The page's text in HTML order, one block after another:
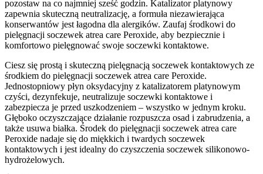
pozostaw na co najmniej sześć godzin. Katalizator platynowy
zapewnia skuteczną neutralizację, a formuła niezawierająca
konserwantów jest łagodna dla alergików. Zaufaj środkowi do
pielęgnacji soczewek atrea care Peroxide, aby bezpiecznie i
komfortowo pielęgnować swoje soczewki kontaktowe.
Ciesz się prostą i skuteczną pielęgnacją soczewek kontaktowych ze
środkiem do pielęgnacji soczewek atrea care Peroxide.
Jednostopniowy płyn oksydacyjny z katalizatorem platynowym
czyści, dezynfekuje, neutralizuje soczewki kontaktowe i
zabezpiecza je przed uszkodzeniem – wszystko w jednym kroku.
Głęboko oczyszczające działanie rozpuszcza osad i zabrudzenia, a
także usuwa białka. Środek do pielęgnacji soczewek atrea care
Peroxide nadaje się do miękkich i twardych soczewek
kontaktowych i jest idealny do czyszczenia soczewek silikonowo-
hydrożelowych.